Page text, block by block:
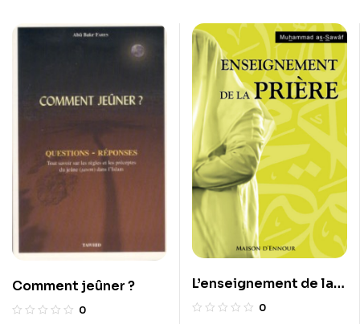
Comment jeûner ?
0
L’enseignement de la
prière
0